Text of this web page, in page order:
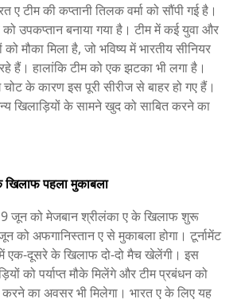
ए टीम की कप्तानी तिलक वर्मा को सौंपी गई है।
उपकप्तान बनाया गया है। टीम में कई युवा और
को मौका मिला है, जो भविष्य में भारतीय सीनियर
हैं। हालांकि टीम को एक झटका भी लगा है।
के कारण इस पूरी सीरीज से बाहर हो गए हैं।
खिलाड़ियों के सामने खुद को साबित करने का
पहला मुकाबला
9 जून को मेजबान श्रीलंका ए के खिलाफ शुरू
को अफगानिस्तान ए से मुकाबला होगा। टूर्नामेंट
एक-दूसरे के खिलाफ दो-दो मैच खेलेंगी। इस
को पर्याप्त मौके मिलेंगे और टीम प्रबंधन को
का अवसर भी मिलेगा। भारत ए के लिए यह